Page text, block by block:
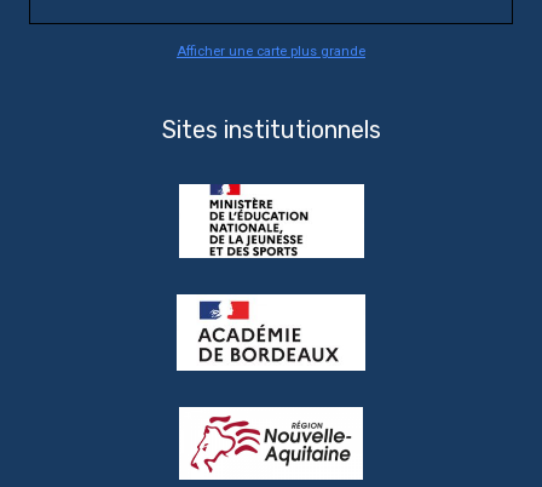
Afficher une carte plus grande
Sites institutionnels